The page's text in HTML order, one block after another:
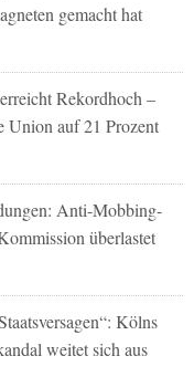
gemacht hat
Rekordhoch –
Union auf 21 Prozent
Anti-Mobbing-
überlastet
Kölns
weitet sich aus